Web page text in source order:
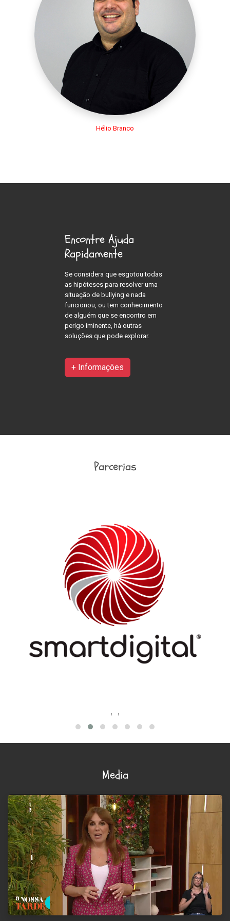
Hélio Branco
Encontre Ajuda
Rapidamente
Se considera que esgotou todas
as hipóteses para resolver uma
situação de bullying e nada
funcionou, ou tem conhecimento
de alguém que se encontro em
perigo iminente, há outras
soluções que pode explorar.
+ Informações
Parcerias
‹ ›
Media